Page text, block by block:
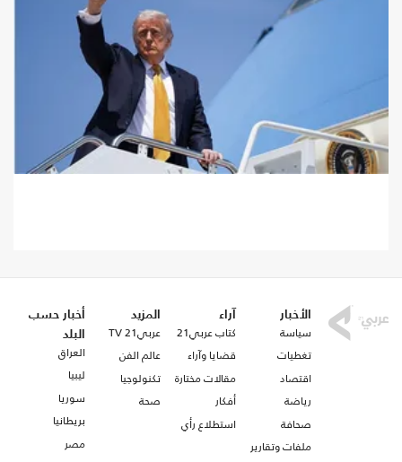
الأخبار
سياسة
تغطيات
اقتصاد
رياضة
صحافة
ملفات وتقارير
آراء
كتاب عربي21
قضايا وآراء
مقالات مختارة
أفكار
استطلاع رأي
المزيد
عربي21 TV
عالم الفن
تكنولوجيا
صحة
أخبار حسب
البلد
العراق
ليبيا
سوريا
بريطانيا
مصر